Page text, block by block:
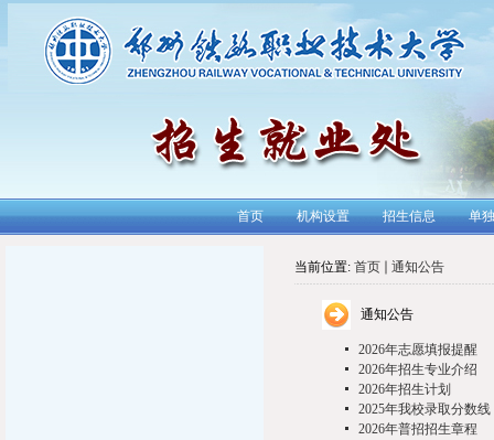
首页 机构设置 招生信息 单
当前位置: 首页 通知公告
通知公告
2026年志愿填报提醒
2026年招生专业介绍
2026年招生计划
2025年我校录取分数线
2026年普招招生章程